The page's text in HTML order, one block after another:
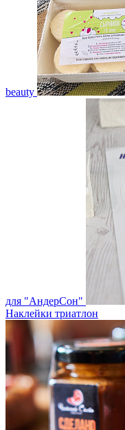
beauty
для "АндерСон"
Наклейки триатлон